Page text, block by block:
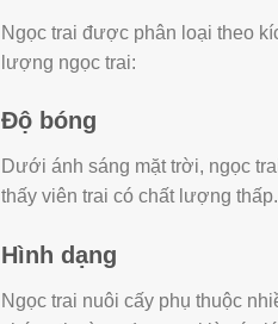
Ngọc trai được phân loại theo
lượng ngọc trai:
Độ bóng
Dưới ánh sáng mặt trời, ngọc
thấy viên trai có chất lượng thấp.
Hình dạng
Ngọc trai nuôi cấy phụ thuộc